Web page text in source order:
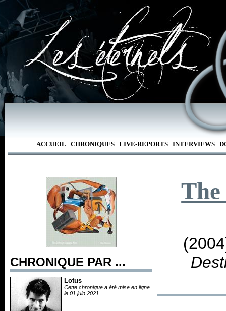
ACCUEIL CHRONIQUES LIVE-REPORTS INTERVIEWS
CHRONIQUE PAR ...
Lotus
Cette chronique a été mise en ligne
le 01 juin 2021